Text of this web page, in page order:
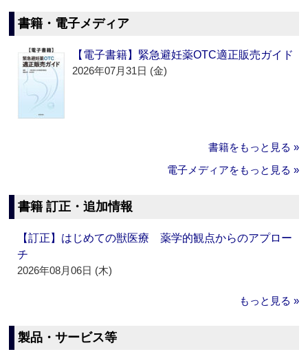
書籍・電子メディア
【電子書籍】緊急避妊薬OTC適正販売ガイド
2026年07月31日 (金)
書籍をもっと見る »
電子メディアをもっと見る »
書籍 訂正・追加情報
【訂正】はじめての獣医療 薬学的観点からのアプロー
チ
2026年08月06日 (木)
もっと見る »
製品・サービス等